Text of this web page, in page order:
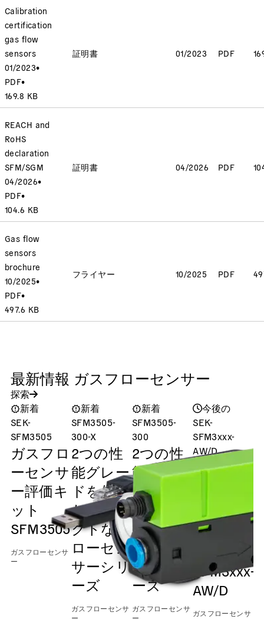
Calibration
certification
gas flow
sensors
01/2023•
PDF•
169.8 KB
証明書 01/2023 PDF
REACH and
RoHS
declaration
SFM/SGM
04/2026•
PDF•
104.6 KB
証明書 04/2026 PDF
Gas flow
sensors
brochure
10/2025•
PDF•
497.6 KB
フライヤー 10/2025 PDF
最新情報 ガスフローセンサー
探索
新着
SEK-
SFM3505
ガスフロ
ーセンサ
ー評価キ
ット
SFM3505
ガスフローセンサ
ー
新着
SFM3505-
300-X
2つの性
能グレー
ドを備え
たコンパ
クトなフ
ローセン
サーシリ
ーズ
ガスフローセンサ
新着
SFM3505-
300
2つの性
能グレー
ドを備え
たコンパ
クトなフ
ローセン
サーシリ
ーズ
ガスフローセンサ
今後の
SEK-
SFM3xxx-
AW/D
Evaluation
ーセンサ
ー評価キ
SFM3xxx-
AW/D
ガスフローセンサ